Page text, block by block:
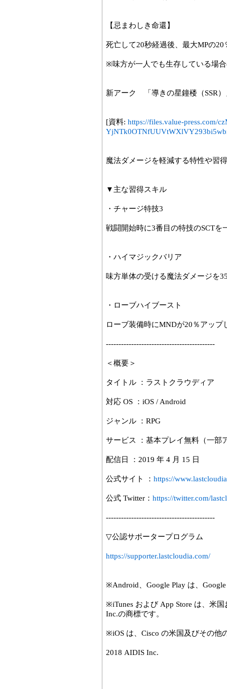
【忌まわしき命還】
死亡して20秒経過後、最大MPの
※味方が一人でも生存している場
新アーク 「導きの星鐘楼（SSR）
[資料: https://files.value-press.com/
魔法ダメージを軽減する特性や習
▼主な習得スキル
・チャージ特技3
戦闘開始時に3番目の特技のSCT
・ハイマジックバリア
味方単体の受ける魔法ダメージを
・ローブハイブースト
ローブ装備時にMNDが20％アッ
-------------------------------------------
＜概要＞
タイトル ：ラストクラウディア
対応 OS ：iOS / Android
ジャンル ：RPG
サービス ：基本プレイ無料（一部
配信日 ：2019 年 4 月 15 日
公式サイト ： https://
公式 Twitter： https://twitter.com/
-------------------------------------------
▽公認サポータープログラム
https://supporter.lastcloudia.com/
※Android、Google Play は、
※iTunes および App Store は、米
Inc.の商標です。
※iOS は、Cisco の米国及びその他
2018 AIDIS Inc.